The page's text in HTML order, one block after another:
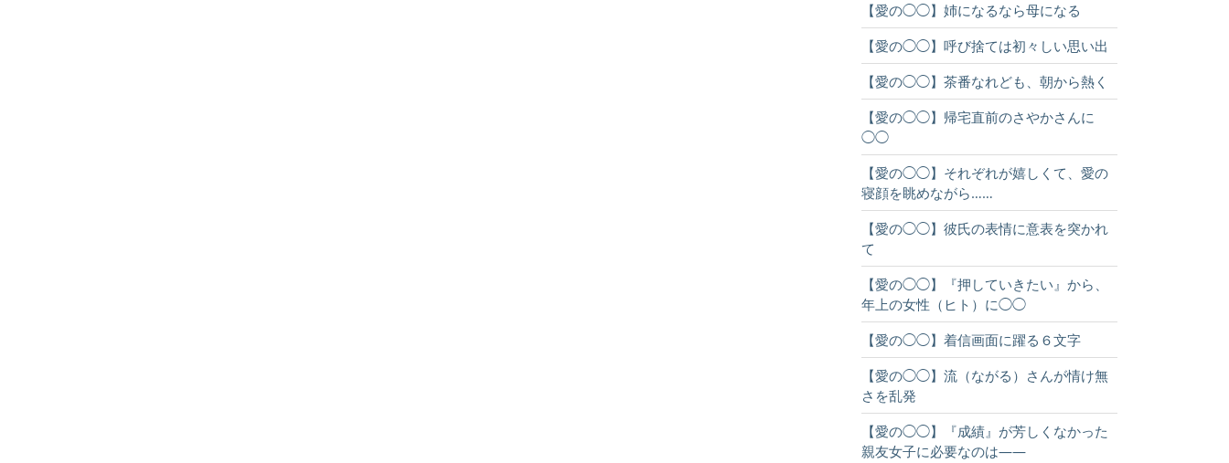
【愛の◯◯】姉になるなら母になる
【愛の◯◯】呼び捨ては初々しい思い出
【愛の◯◯】茶番なれども、朝から熱く
【愛の◯◯】帰宅直前のさやかさんに
◯◯
【愛の◯◯】それぞれが嬉しくて、愛の
寝顔を眺めながら……
【愛の◯◯】彼氏の表情に意表を突かれ
て
【愛の◯◯】『押していきたい』から、
年上の女性（ヒト）に◯◯
【愛の◯◯】着信画面に躍る６文字
【愛の◯◯】流（ながる）さんが情け無
さを乱発
【愛の◯◯】『成績』が芳しくなかった
親友女子に必要なのは――